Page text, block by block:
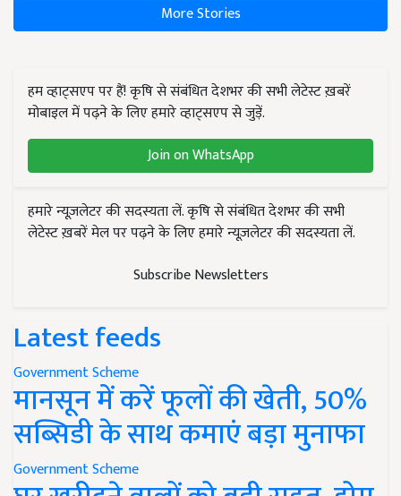
More Stories
हम व्हाट्सएप पर हैं! कृषि से संबंधित देशभर की सभी लेटेस्ट ख़बरें
मोबाइल में पढ़ने के लिए हमारे व्हाट्सएप से जुड़ें.
Join on WhatsApp
हमारे न्यूज़लेटर की सदस्यता लें. कृषि से संबंधित देशभर की सभी
लेटेस्ट ख़बरें मेल पर पढ़ने के लिए हमारे न्यूज़लेटर की सदस्यता लें.
Subscribe Newsletters
Latest feeds
Government Scheme
मानसून में करें फूलों की खेती, 50%
सब्सिडी के साथ कमाएं बड़ा मुनाफा
Government Scheme